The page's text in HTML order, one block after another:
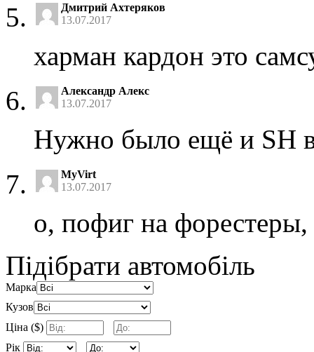
Дмитрий Ахтеряков
13.07.2017
харман кардон это
Александр Алекс
13.07.2017
Нужно было ещё и SH
MyVirt
13.07.2017
о, пофиг на
Підібрати автомобіль
Марка
Кузов
Ціна ($)
Рік